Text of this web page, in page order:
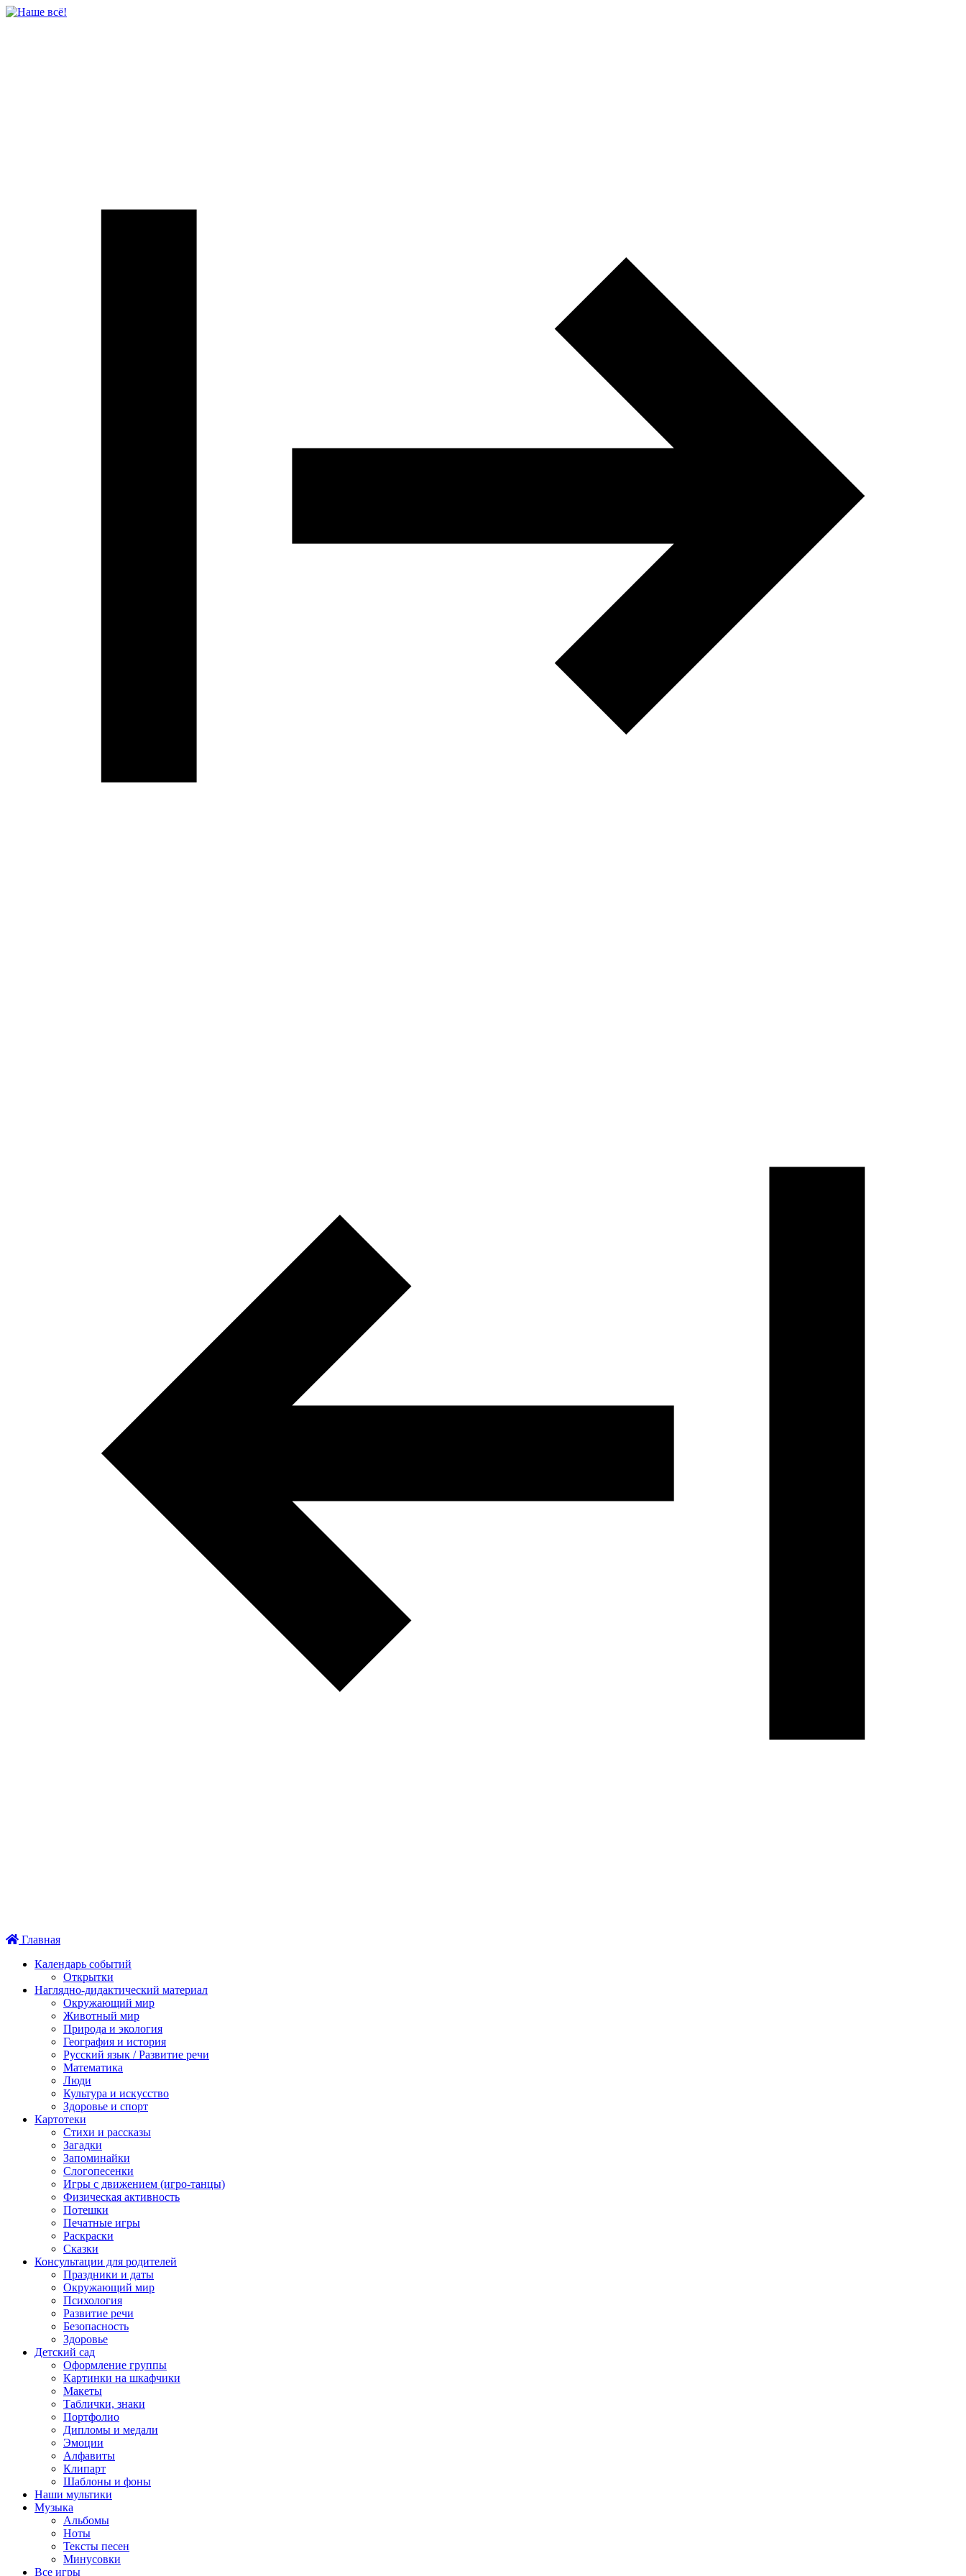
Главная
Календарь событий
Открытки
Наглядно-дидактический материал
Окружающий мир
Животный мир
Природа и экология
География и история
Русский язык / Развитие речи
Математика
Люди
Культура и искусство
Здоровье и спорт
Картотеки
Стихи и рассказы
Загадки
Запоминайки
Слогопесенки
Игры с движением (игро-танцы)
Физическая активность
Потешки
Печатные игры
Раскраски
Сказки
Консультации для родителей
Праздники и даты
Окружающий мир
Психология
Развитие речи
Безопасность
Здоровье
Детский сад
Оформление группы
Картинки на шкафчики
Макеты
Таблички, знаки
Портфолио
Дипломы и медали
Эмоции
Алфавиты
Клипарт
Шаблоны и фоны
Наши мультики
Музыка
Альбомы
Ноты
Тексты песен
Минусовки
Все игры